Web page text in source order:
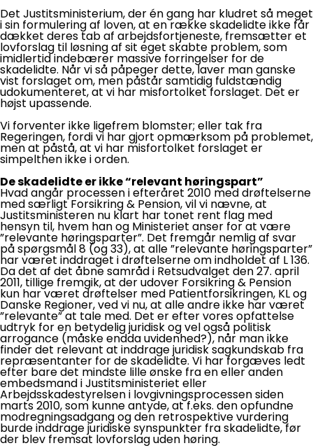
Det Justitsministerium, der én gang har kludret så meget
i sin formulering af loven, at en række skadelidte ikke får
dækket deres tab af arbejdsfortjeneste, fremsætter et
lovforslag til løsning af sit eget skabte problem, som
imidlertid indebærer massive forringelser for de
skadelidte. Når vi så påpeger dette, laver man ganske
vist forslaget om, men påstår samtidig fuldstændig
udokumenteret, at vi har misfortolket forslaget. Det er
højst upassende.
Vi forventer ikke ligefrem blomster; eller tak fra
Regeringen, fordi vi har gjort opmærksom på problemet,
men at påstå, at vi har misfortolket forslaget er
simpelthen ikke i orden.
De skadelidte er ikke “relevant høringspart”
Hvad angår processen i efteråret 2010 med drøftelserne
med særligt Forsikring & Pension, vil vi nævne, at
Justitsministeren nu klart har tonet rent flag med
hensyn til, hvem han og Ministeriet anser for at være
”relevante høringsparter”. Det fremgår nemlig af svar
på spørgsmål 8 (og 33), at alle ”relevante høringsparter”
har været inddraget i drøftelserne om indholdet af L 136.
Da det af det åbne samråd i Retsudvalget den 27. april
2011, tillige fremgik, at der udover Forsikring & Pension
kun har været drøftelser med Patientforsikringen, KL og
Danske Regioner, ved vi nu, at alle andre ikke har været
”relevante” at tale med. Det er efter vores opfattelse
udtryk for en betydelig juridisk og vel også politisk
arrogance (måske endda uvidenhed?), når man ikke
finder det relevant at inddrage juridisk sagkundskab fra
repræsentanter for de skadelidte. Vi har forgæves ledt
efter bare det mindste lille ønske fra en eller anden
embedsmand i Justitsministeriet eller
Arbejdsskadestyrelsen i lovgivningsprocessen siden
marts 2010, som kunne antyde, at f.eks. den opfundne
modregningsadgang og den retrospektive vurdering
burde inddrage juridiske synspunkter fra skadelidte, før
der blev fremsat lovforslag uden høring.